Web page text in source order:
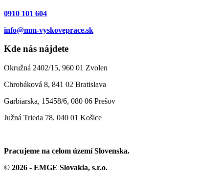
0910 101 604
info@mm-vyskoveprace.sk
Kde nás nájdete
Okružná 2402/15, 960 01 Zvolen
Chrobáková 8, 841 02 Bratislava
Garbiarska, 15458/6, 080 06 Prešov
Južná Trieda 78, 040 01 Košice
Pracujeme na celom území Slovenska.
© 2026 - EMGE Slovakia, s.r.o.